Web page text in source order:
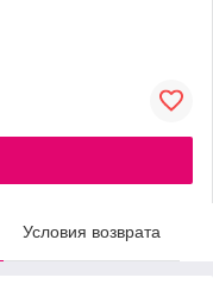
Условия возврата